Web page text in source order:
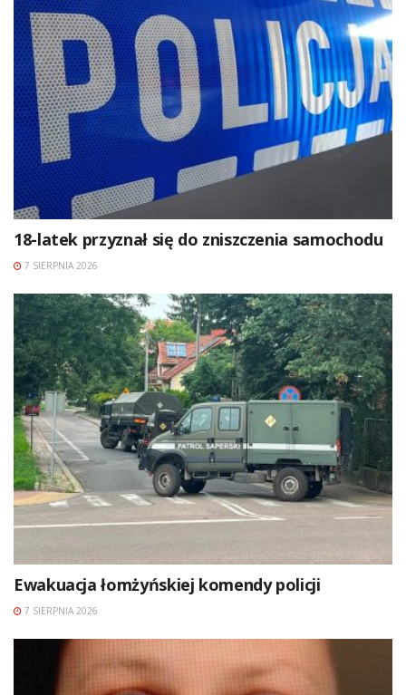
18-latek przyznał się do zniszczenia samochodu
7 SIERPNIA 2026
Ewakuacja łomżyńskiej komendy policji
7 SIERPNIA 2026